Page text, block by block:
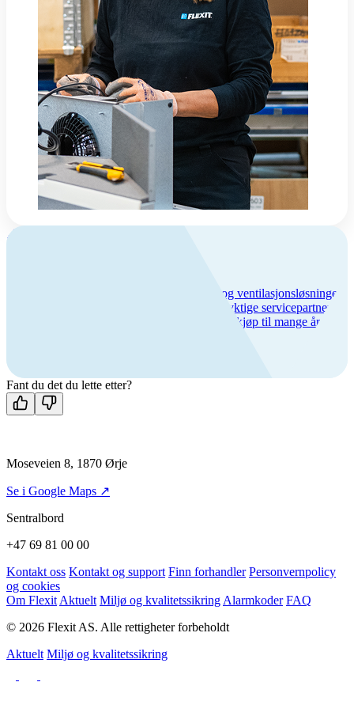
Om Flexit
Vi har over 50 års erfaring med inneklima- og ventilasjonsløsninger,
lang produktgaranti og et bredt nettverk av dyktige servicepartnere.
Hos oss får du trygghet hele veien – fra første kjøp til mange års
Fant du det du lette etter?
Moseveien 8, 1870 Ørje
Se i Google Maps ↗
Sentralbord
+47 69 81 00 00
Kontakt oss Kontakt og support Finn forhandler Personvernpolicy
og cookies
Om Flexit Aktuelt Miljø og kvalitetssikring Alarmkoder FAQ
© 2026 Flexit AS. Alle rettigheter forbeholdt
Aktuelt Miljø og kvalitetssikring